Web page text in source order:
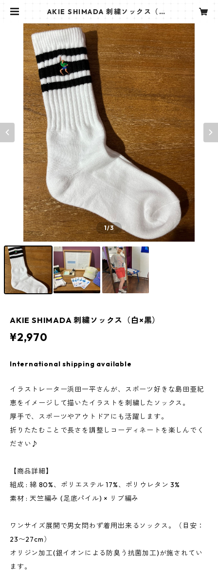
AKIE SHIMADA 刺繍ソックス（白×
1/3
AKIE SHIMADA 刺繍ソックス（白×黒）
¥2,970
International shipping available
イラストレーター浜田一平さんが、スポーツ好きな島田亜紀
恵をイメージして描いたイラストを刺繍したソックス。
厚手で、スポーツやアウトドアにも活躍します。
折りたたむことで長さを調整しコーディネートを楽しんでく
ださい♪
【商品詳細】
組成 : 綿 80%、ポリエステル 17%、ポリウレタン 3%
素材 : 天竺編み (足底パイル) × リブ編み
ワンサイズ展開で男女問わず着用出来るソックス。（目安：
23〜27cm）
オリジン加工(銀イオンによる防臭う抗菌加工)が施されてい
ます。